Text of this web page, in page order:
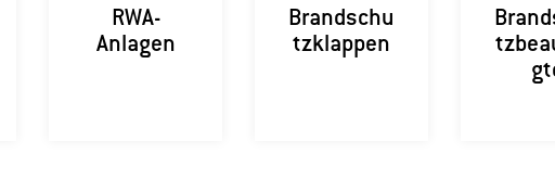
RWA-
Anlagen
Brandschu
tzklappen